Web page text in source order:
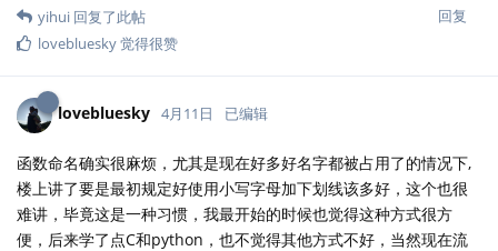
回复
yihui 回复了此帖
lovebluesky觉得很赞
lovebluesky 4月11日 已编辑
函数命名确实很麻烦，尤其是现在好多好名字都被占用了的情况下,
楼上讲了要是最初规定好使用小写字母加下划线该多好，这个也很
难讲，毕竟这是一种习惯，我最开始的时候也觉得这种方式很方
便，后来学了点C和python，也不觉得其他方式不好，当然现在流